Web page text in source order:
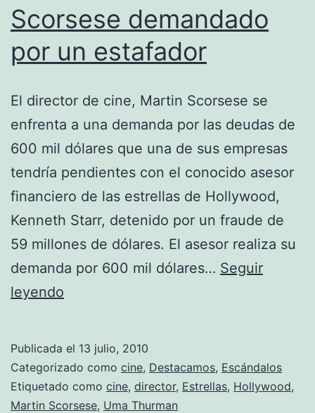
Scorsese demandado
por un estafador
El director de cine, Martin Scorsese se
enfrenta a una demanda por las deudas de
600 mil dólares que una de sus empresas
tendría pendientes con el conocido asesor
financiero de las estrellas de Hollywood,
Kenneth Starr, detenido por un fraude de
59 millones de dólares. El asesor realiza su
demanda por 600 mil dólares… Seguir
leyendo
un
estafador
Publicada el 13 julio, 2010
Categorizado como cine, Destacamos, Escándalos
Etiquetado como cine, director, Estrellas, Hollywood,
Martin Scorsese, Uma Thurman